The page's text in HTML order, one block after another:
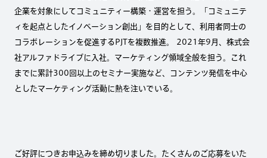
企業を対象にしてコミュニティー構築・運営を担う。「コミュニテ
ィを起点としたイノベーション創出」を目的として、利用者同士の
コラボレーションを促進するPJTを複数推進。 2021年9月、株式会
社アルファドライブに入社。マーケティング領域全般を担う。これ
までに累計300回以上のセミナー実施など、コンテンツ発信を中心
としたマーケティング活動に熱を注いでいる。
ご好評につきお申込みを締め切りました。たくさんのご応募をいた